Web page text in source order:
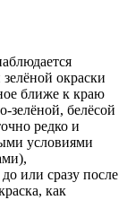
окраски
ближе к краю
зелёной, белёсой
редко и
условиями
или сразу после
как